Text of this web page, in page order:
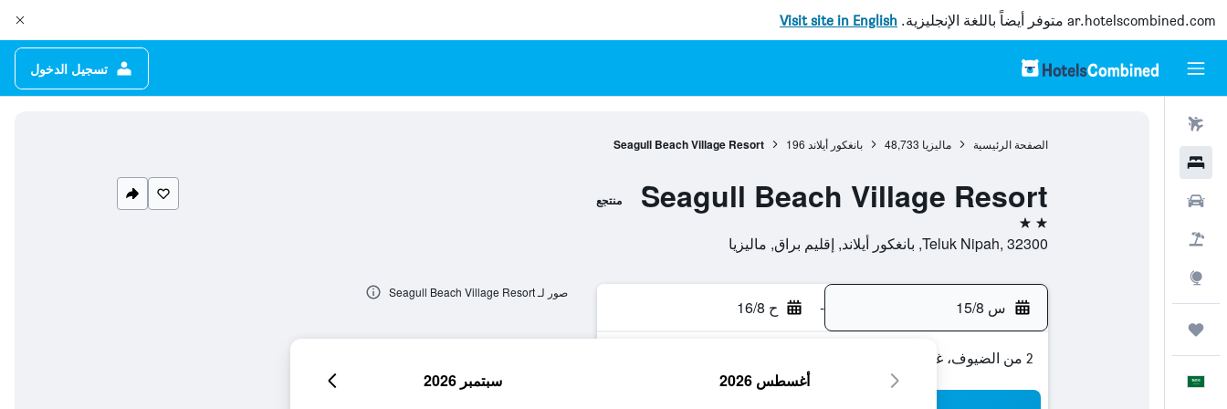
ar.hotelscombined.com متوفر أيضاً باللغة الإنجليزية. Visit site in English
تسجيل الدخول
الصفحة الرئيسية ماليزيا 48,733 بانغكور أيلاند 196
Seagull Beach Village Resort
Seagull Beach Village Resort منتجع
2 نجمتين
Teluk Nipah, 32300, بانغكور أيلاند, إقليم براق, ماليزيا
س 15/8 - ح 16/8
2 من الضيوف، غرفة واحدة
صور لـ Seagull Beach Village Resort
أغسطس 2026 سبتمبر 2026